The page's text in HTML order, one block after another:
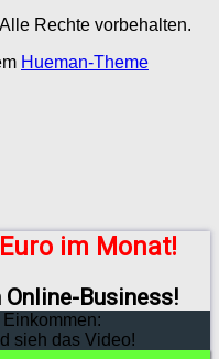
Rechte vorbehalten.
Hueman-Theme
im Monat!
Business!
sieh das Video!